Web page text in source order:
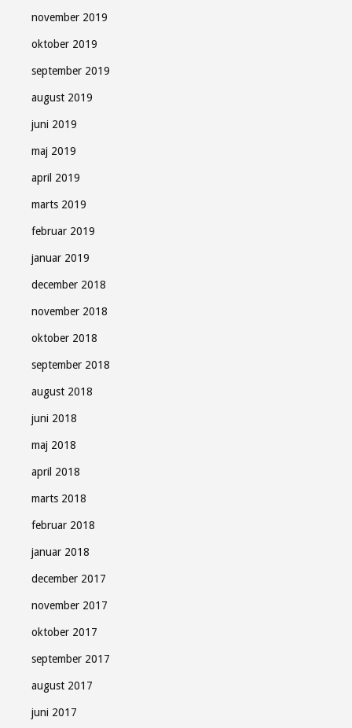
november 2019
oktober 2019
september 2019
august 2019
juni 2019
maj 2019
april 2019
marts 2019
februar 2019
januar 2019
december 2018
november 2018
oktober 2018
september 2018
august 2018
juni 2018
maj 2018
april 2018
marts 2018
februar 2018
januar 2018
december 2017
november 2017
oktober 2017
september 2017
august 2017
juni 2017